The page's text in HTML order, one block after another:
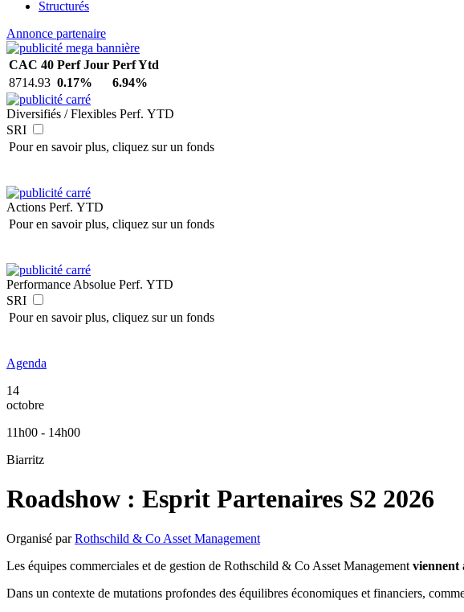
Structurés
Annonce partenaire
CAC 40 Perf Jour Perf Ytd
8714.93 0.17% 6.94%
Diversifiés / Flexibles Perf. YTD
SRI
Pour en savoir plus, cliquez sur un fonds
Actions Perf. YTD
Pour en savoir plus, cliquez sur un fonds
Performance Absolue Perf. YTD
SRI
Pour en savoir plus, cliquez sur un fonds
Agenda
14
octobre
11h00 - 14h00
Biarritz
Roadshow : Esprit Partenaires S2 2026
Organisé parRothschild & Co Asset Management
Les équipes commerciales et de gestion de Rothschild & Co Asset Management viennent
Dans un contexte de mutations profondes des équilibres économiques et financiers,